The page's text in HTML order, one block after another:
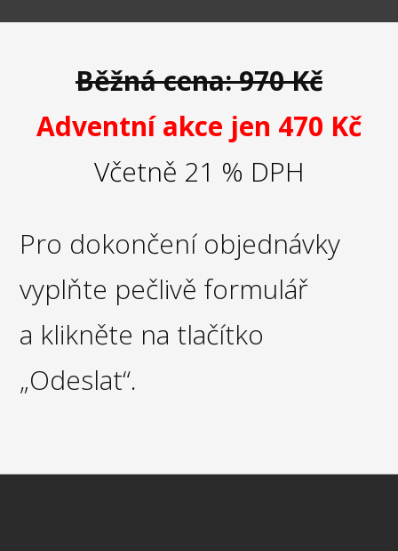
Běžná cena: 970 Kč
Adventní akce jen 470 Kč
Včetně 21 % DPH
Pro dokončení objednávky
vyplňte pečlivě formulář
a klikněte na tlačítko
„Odeslat“.